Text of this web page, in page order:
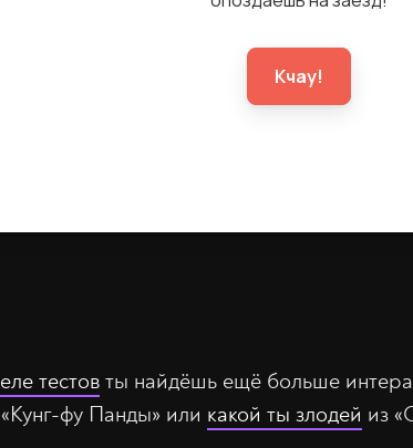
тестовты найдёшь ещё больше
фу Панды» или какой ты злодей из